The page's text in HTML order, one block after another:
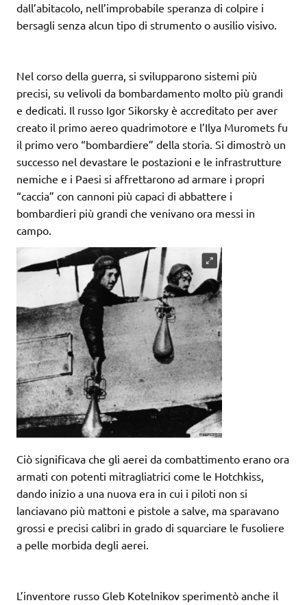
dall’abitacolo, nell’improbabile speranza di colpire i
bersagli senza alcun tipo di strumento o ausilio visivo.
Nel corso della guerra, si svilupparono sistemi più
precisi, su velivoli da bombardamento molto più grandi
e dedicati. Il russo Igor Sikorsky è accreditato per aver
creato il primo aereo quadrimotore e l’Ilya Muromets fu
il primo vero “bombardiere” della storia. Si dimostrò un
successo nel devastare le postazioni e le infrastrutture
nemiche e i Paesi si affrettarono ad armare i propri
“caccia” con cannoni più capaci di abbattere i
bombardieri più grandi che venivano ora messi in
campo.
Ciò significava che gli aerei da combattimento erano ora
armati con potenti mitragliatrici come le Hotchkiss,
dando inizio a una nuova era in cui i piloti non si
lanciavano più mattoni e pistole a salve, ma sparavano
grossi e precisi calibri in grado di squarciare le fusoliere
a pelle morbida degli aerei.
L’inventore russo Gleb Kotelnikov sperimentò anche il